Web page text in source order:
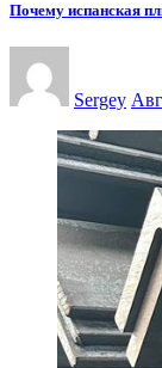
Почему испанская
Sergey